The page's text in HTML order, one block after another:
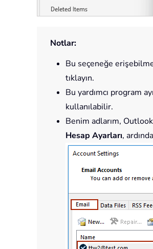
Notlar:
Bu seçeneğe
tıklayın.
Bu yardımcı program
kullanılabilir.
Benim adlarım,
Hesap Ayarları,